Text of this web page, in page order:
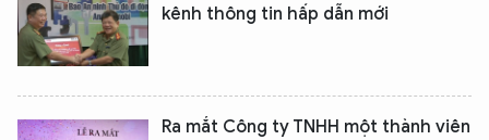
kênh thông tin hấp dẫn mới
Ra mắt Công ty TNHH một thành viên